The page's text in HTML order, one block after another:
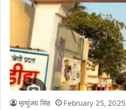
मृत्युंजय सिंह February 25, 2025